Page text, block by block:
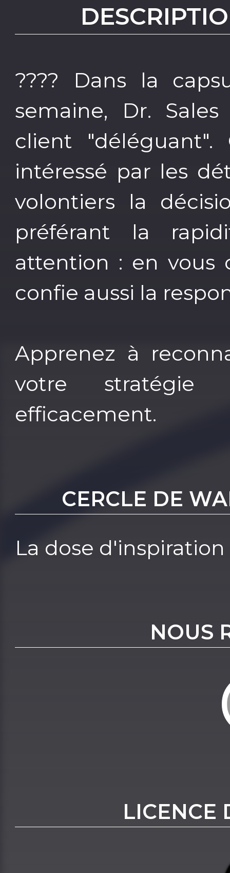
???? Dans la
semaine, Dr.
client
intéressé par les
volontiers la
préférant la
attention : en vous
confie aussi la
Apprenez à
votre stratégie
efficacement.
CERCLE DE
La dose
NOUS
LICENCE